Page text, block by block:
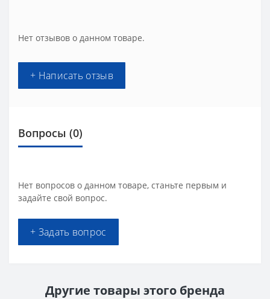
Нет отзывов о данном товаре.
+ Написать отзыв
Вопросы (0)
Нет вопросов о данном товаре, станьте первым и
задайте свой вопрос.
+ Задать вопрос
Другие товары этого бренда